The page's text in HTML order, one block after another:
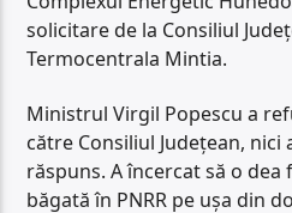
solicitare de la Consiliul
Termocentrala Mintia.
Ministrul Virgil Popescu a
către Consiliul Județean, nici
răspuns. A încercat să o dea
băgată în PNRR pe ușa din